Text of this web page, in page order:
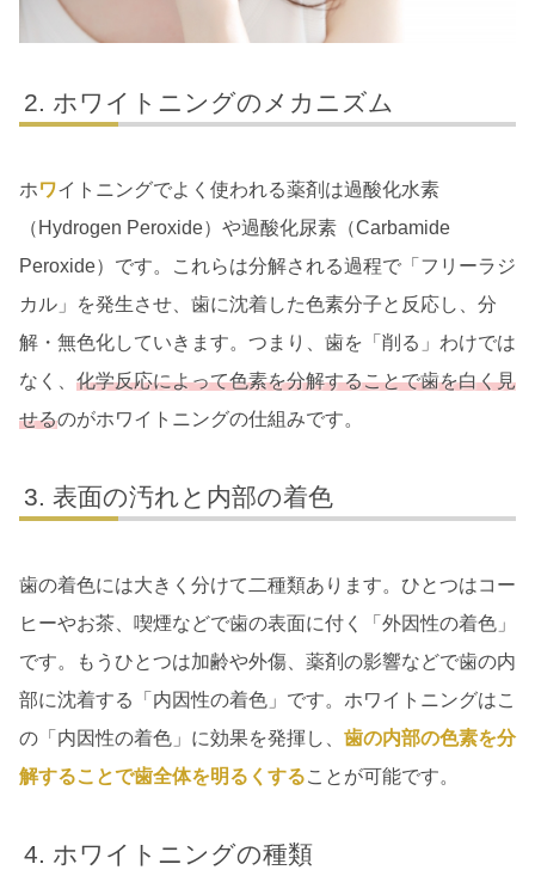
ホワイトニングのメカニズム
ホワイトニングでよく使われる薬剤は過酸化水素
（Hydrogen Peroxide）や過酸化尿素（Carbamide
Peroxide）です。これらは分解される過程で「フリーラジ
カル」を発生させ、歯に沈着した色素分子と反応し、分
解・無色化していきます。つまり、歯を「削る」わけでは
なく、 化学反応によって色素を分解することで歯を白く見
せるのがホワイトニングの仕組みです。
表面の汚れと内部の着色
歯の着色には大きく分けて二種類あります。ひとつはコー
ヒーやお茶、喫煙などで歯の表面に付く「外因性の着色」
です。もうひとつは加齢や外傷、薬剤の影響などで歯の内
部に沈着する「内因性の着色」です。ホワイトニングはこ
の「内因性の着色」に効果を発揮し、 歯の内部の色素を分
解することで歯全体を明るくすることが可能です。
ホワイトニングの種類